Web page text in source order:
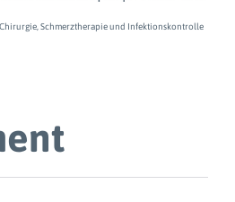
Schmerztherapie und Infektionskontrolle